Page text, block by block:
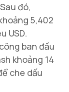
đó,
5,402
USD.
ban đầu
khoảng 14
che dấu